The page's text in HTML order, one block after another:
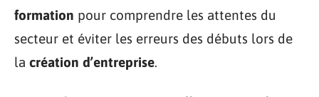
formation pour comprendre les attentes du
secteur et éviter les erreurs des débuts lors de
la création d’entreprise.